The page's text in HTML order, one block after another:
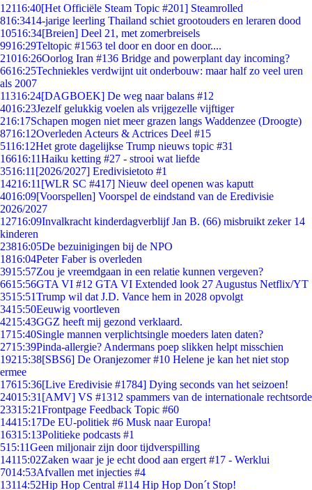
12116:40[Het Officiële Steam Topic #201] Steamrolled
816:3414-jarige leerling Thailand schiet grootouders en leraren dood
10516:34[Breien] Deel 21, met zomerbreisels
9916:29Teltopic #1563 tel door en door en door....
21016:26Oorlog Iran #136 Bridge and powerplant day incoming?
6616:25Techniekles verdwijnt uit onderbouw: maar half zo veel uren
als 2007
11316:24[DAGBOEK] De weg naar balans #12
4016:23Jezelf gelukkig voelen als vrijgezelle vijftiger
216:17Schapen mogen niet meer grazen langs Waddenzee (Droogte)
8716:12Overleden Acteurs & Actrices Deel #15
5116:12Het grote dagelijkse Trump nieuws topic #31
16616:11Haiku ketting #27 - strooi wat liefde
3516:11 [2026/2027] Eredivisietoto #1
14216:11 [WLR SC #417] Nieuw deel openen was kaputt
4016:09[Voorspellen] Voorspel de eindstand van de Eredivisie
2026/2027
12716:09Invalkracht kinderdagverblijf Jan B. (66) misbruikt zeker 14
kinderen
23816:05De bezuinigingen bij de NPO
1816:04Peter Faber is overleden
3915:57Zou je vreemdgaan in een relatie kunnen vergeven?
6615:56GTA VI #12 GTA VI Extended look 27 Augustus Netflix/YT
3515:51Trump wil dat J.D. Vance hem in 2028 opvolgt
3415:50Eeuwig voortleven
4215:43GGZ heeft mij gezond verklaard.
1715:40Single mannen verplichtsingle moeders laten daten?
2715:39Pinda-allergie? Andermans poep slikken helpt misschien
19215:38[SBS6] De Oranjezomer #10 Helene je kan het niet stop
ermee
17615:36[Live Eredivisie #1784] Dying seconds van het seizoen!
24015:31 [AMV] VS #1312 spammers van de internationale rechtsorde
23315:21Frontpage Feedback Topic #60
14415:17De EU-politiek #6 Musk naar Europa!
16315:13Politieke podcasts #1
515:11Geen miljonair zijn door tijdverspilling
14115:02Zaken waar je je echt dood aan ergert #17 - Werklui
7014:53Afvallen met injecties #4
13114:52Hip Hop Central #114 Hip Hop Don´t Stop!